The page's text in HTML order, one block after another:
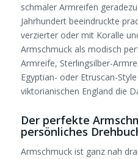
schmaler Armreifen
Jahrhundert beeindruckte
verzierter oder mit Koralle
Armschmuck als modisch
Armreife, Sterlingsilber-
Egyptian- oder Etruscan-
viktorianischen England die
Der perfekte
persönliches
Armschmuck ist ganz nah